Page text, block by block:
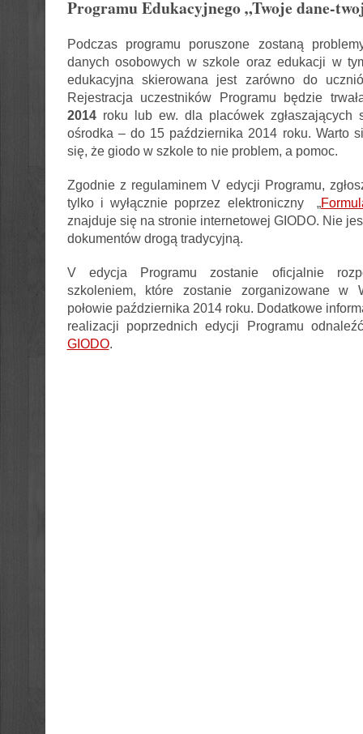
Programu Edukacyjnego „Twoje dane-
Podczas programu poruszone zostaną
danych osobowych w szkole oraz edukacji w
edukacyjna skierowana jest zarówno do
Rejestracja uczestników Programu będzie
2014roku lub ew. dla placówek zgłaszających
ośrodka – do 15 października 2014 roku. Warto
się, że giodo w szkole to nie problem, a pomoc.
Zgodnie z regulaminem V edycji Programu,
tylko i wyłącznie poprzez elektroniczny „
znajduje się na stronie internetowej GIODO. Nie
dokumentów drogą tradycyjną.
V edycja Programu zostanie oficjalnie
szkoleniem, które zostanie zorganizowane w
połowie października 2014 roku. Dodatkowe
realizacji poprzednich edycji Programu
GIODO.